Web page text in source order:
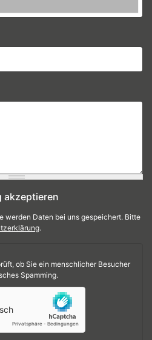
akzeptieren
werden Daten bei uns gespeichert. Bitte
.
ob Sie ein menschlicher Besucher
Spamming.